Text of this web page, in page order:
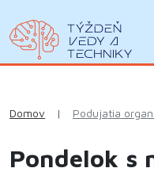
Domov | Podujatia
Pondelok s